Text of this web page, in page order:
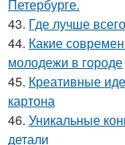
Петербурге.
43. Где лучше
44. Какие
молодежи в городе
45. Креативные
картона
46. Уникальные
детали